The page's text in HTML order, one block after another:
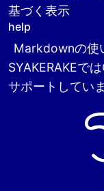
基づく表示
help
Markdownの使
SYAKERAKEで
サポートしていま